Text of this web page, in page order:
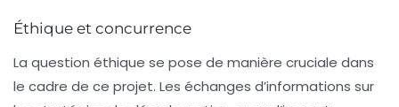
Éthique et concurrence
La question éthique se pose de manière cruciale dans
le cadre de ce projet. Les échanges d’informations sur